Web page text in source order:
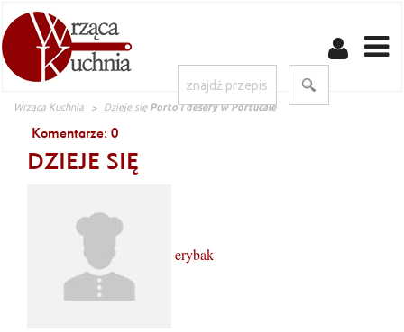
Wrząca Kuchnia Dzieje się Porto i desery w Portucale
Komentarze: 0
DZIEJE SIĘ
erybak